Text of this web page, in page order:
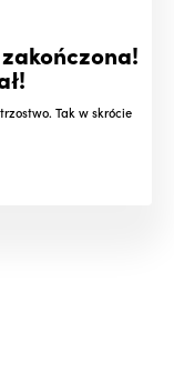
Tak w skrócie